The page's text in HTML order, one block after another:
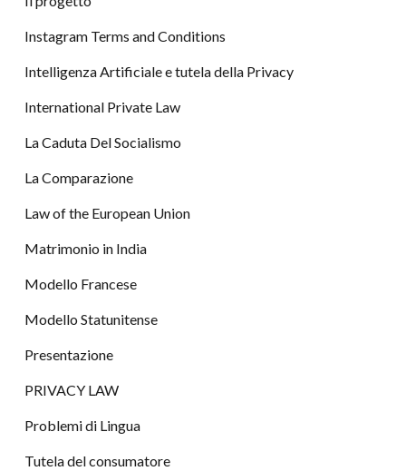
Instagram Terms and Conditions
Intelligenza Artificiale e tutela della Privacy
International Private Law
La Caduta Del Socialismo
La Comparazione
Law of the European Union
Matrimonio in India
Modello Francese
Modello Statunitense
Presentazione
PRIVACY LAW
Problemi di Lingua
Tutela del consumatore